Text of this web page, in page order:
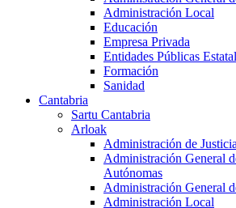
Administración Local
Educación
Empresa Privada
Entidades Públicas
Formación
Sanidad
Cantabria
Sartu Cantabria
Arloak
Administración de Justicia
Administración General
Autónomas
Administración General
Administración Local